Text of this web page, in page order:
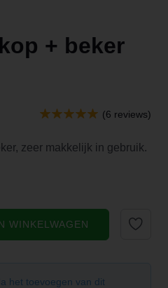
+ beker
(6 reviews)
zeer makkelijk in gebruik.
WINKELWAGEN
het toevoegen van dit